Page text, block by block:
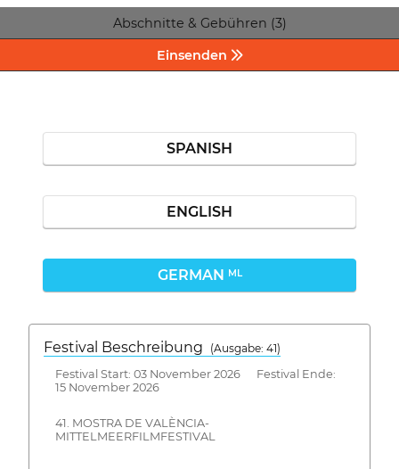
Abschnitte & Gebühren (3)
Einsenden
SPANISH
ENGLISH
GERMAN ML
Festival Beschreibung
(Ausgabe: 41)
Festival Start: 03 November 2026 Festival Ende:
15 November 2026
41. MOSTRA DE VALÈNCIA-
MITTELMEERFILMFESTIVAL